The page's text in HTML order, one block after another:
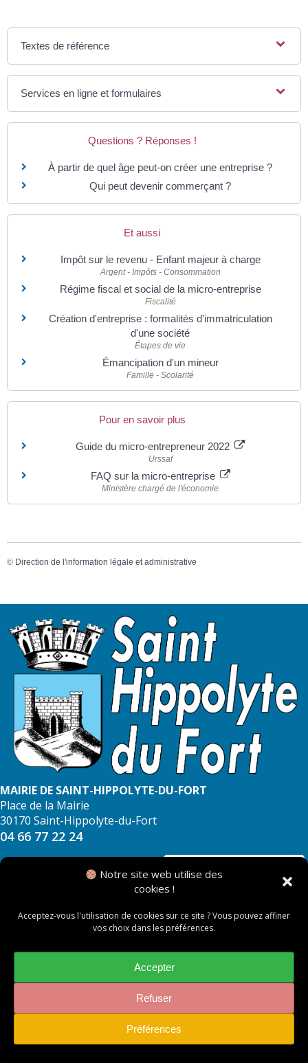
Notre site web utilise des
cookies !
Acceptez-vous l'utilisation de cookies sur ce site ? Vous pouvez affiner
vos choix dans les préférences.
Accepter
Refuser
Préférences
Textes de référence
Services en ligne et formulaires
Questions ? Réponses !
À partir de quel âge peut-on créer une entreprise ?
Qui peut devenir commerçant ?
Et aussi
Impôt sur le revenu - Enfant majeur à charge
Argent - Impôts - Consommation
Régime fiscal et social de la micro-entreprise
Fiscalité
Création d'entreprise : formalités d'immatriculation
d'une société
Étapes de vie
Émancipation d'un mineur
Famille - Scolarité
Pour en savoir plus
Guide du micro-entrepreneur 2022
Urssaf
FAQ sur la micro-entreprise
Ministère chargé de l'économie
© Direction de l'information légale et administrative
MAIRIE DE SAINT-HIPPOLYTE-DU-FORT
Place de la Mairie
30170 Saint-Hippolyte-du-Fort
04 66 77 22 24
NOUS CONTACTER
Mentions légales
Politique des cookies